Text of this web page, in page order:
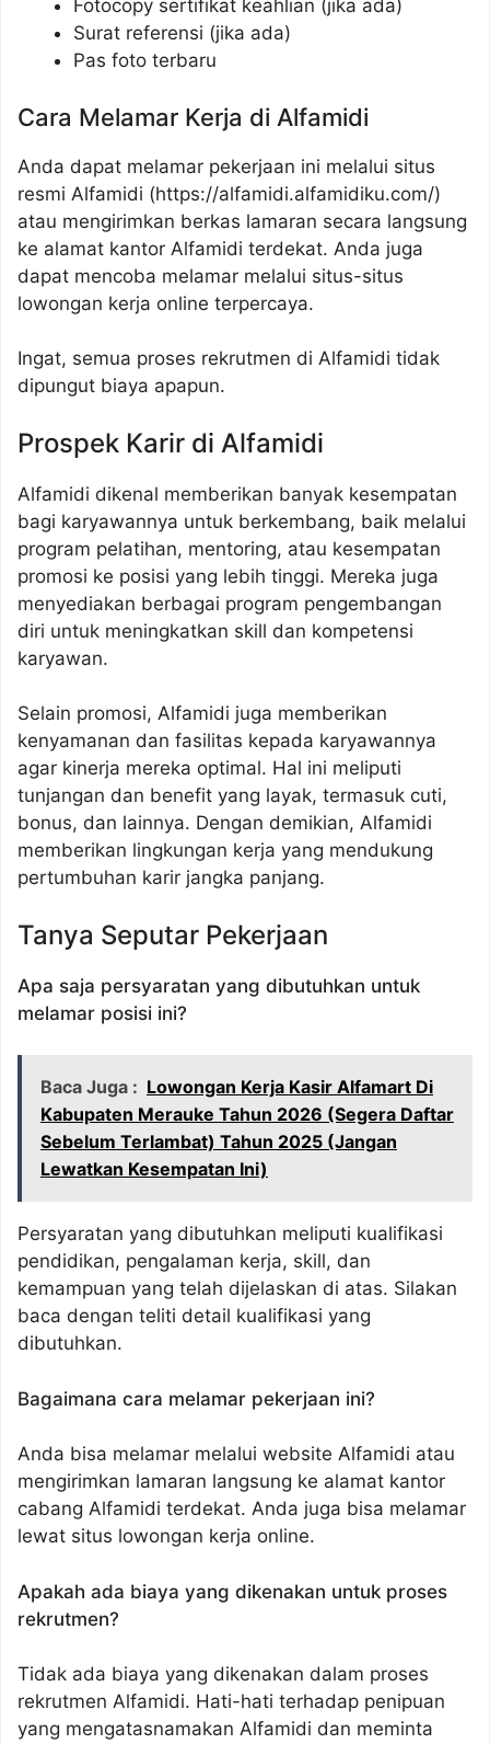
Fotocopy sertifikat keahlian (jika ada)
Surat referensi (jika ada)
Pas foto terbaru
Cara Melamar Kerja di Alfamidi
Anda dapat melamar pekerjaan ini melalui situs
resmi Alfamidi (https://alfamidi.alfamidiku.com/)
atau mengirimkan berkas lamaran secara langsung
ke alamat kantor Alfamidi terdekat. Anda juga
dapat mencoba melamar melalui situs-situs
lowongan kerja online terpercaya.
Ingat, semua proses rekrutmen di Alfamidi tidak
dipungut biaya apapun.
Prospek Karir di Alfamidi
Alfamidi dikenal memberikan banyak kesempatan
bagi karyawannya untuk berkembang, baik melalui
program pelatihan, mentoring, atau kesempatan
promosi ke posisi yang lebih tinggi. Mereka juga
menyediakan berbagai program pengembangan
diri untuk meningkatkan skill dan kompetensi
karyawan.
Selain promosi, Alfamidi juga memberikan
kenyamanan dan fasilitas kepada karyawannya
agar kinerja mereka optimal. Hal ini meliputi
tunjangan dan benefit yang layak, termasuk cuti,
bonus, dan lainnya. Dengan demikian, Alfamidi
memberikan lingkungan kerja yang mendukung
pertumbuhan karir jangka panjang.
Tanya Seputar Pekerjaan
Apa saja persyaratan yang dibutuhkan untuk
melamar posisi ini?
Baca Juga : Lowongan Kerja Kasir Alfamart Di
Kabupaten Merauke Tahun 2026 (Segera Daftar
Sebelum Terlambat) Tahun 2025 (Jangan
Lewatkan Kesempatan Ini)
Persyaratan yang dibutuhkan meliputi kualifikasi
pendidikan, pengalaman kerja, skill, dan
kemampuan yang telah dijelaskan di atas. Silakan
baca dengan teliti detail kualifikasi yang
dibutuhkan.
Bagaimana cara melamar pekerjaan ini?
Anda bisa melamar melalui website Alfamidi atau
mengirimkan lamaran langsung ke alamat kantor
cabang Alfamidi terdekat. Anda juga bisa melamar
lewat situs lowongan kerja online.
Apakah ada biaya yang dikenakan untuk proses
rekrutmen?
Tidak ada biaya yang dikenakan dalam proses
rekrutmen Alfamidi. Hati-hati terhadap penipuan
yang mengatasnamakan Alfamidi dan meminta